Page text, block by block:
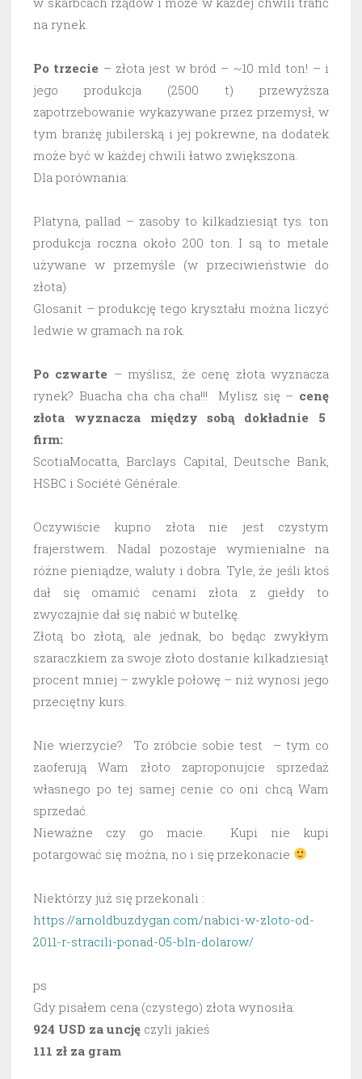
na rynek.
Po trzecie – złota jest w bród – ~10 mld ton! – i
jego produkcja (2500 t) przewyższa
zapotrzebowanie wykazywane przez przemysł, w
tym branżę jubilerską i jej pokrewne, na dodatek
może być w każdej chwili łatwo zwiększona.
Dla porównania:
Platyna, pallad – zasoby to kilkadziesiąt tys. ton
produkcja roczna około 200 ton. I są to metale
używane w przemyśle (w przeciwieństwie do
złota)
Glosanit – produkcję tego kryształu można liczyć
ledwie w gramach na rok.
Po czwarte – myślisz, że cenę złota wyznacza
rynek? Buacha cha cha cha!!! Mylisz się – cenę
złota wyznacza między sobą dokładnie 5
firm:
ScotiaMocatta, Barclays Capital, Deutsche Bank,
HSBC i Société Générale.
Oczywiście kupno złota nie jest czystym
frajerstwem. Nadal pozostaje wymienialne na
różne pieniądze, waluty i dobra. Tyle, że jeśli ktoś
dał się omamić cenami złota z giełdy to
zwyczajnie dał się nabić w butelkę.
Złotą bo złotą, ale jednak, bo będąc zwykłym
szaraczkiem za swoje złoto dostanie kilkadziesiąt
procent mniej – zwykle połowę – niż wynosi jego
przeciętny kurs.
Nie wierzycie? To zróbcie sobie test – tym co
zaoferują Wam złoto zaproponujcie sprzedaż
własnego po tej samej cenie co oni chcą Wam
sprzedać.
Nieważne czy go macie. Kupi nie kupi
potargować się można, no i się przekonacie
Niektórzy już się przekonali :
https://arnoldbuzdygan.com/nabici-w-zloto-od-
2011-r-stracili-ponad-05-bln-dolarow/
ps
Gdy pisałem cena (czystego) złota wynosiła:
924 USD za uncję czyli jakieś
111 zł za gram